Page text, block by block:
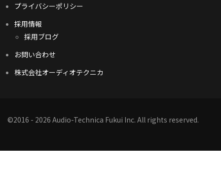
プライバシーポリシー
採用情報
採用ブログ
お問い合わせ
株式会社オーディオテクニカ
©2016 - 2026 Audio-Technica Fukui Inc. All rights reserved.